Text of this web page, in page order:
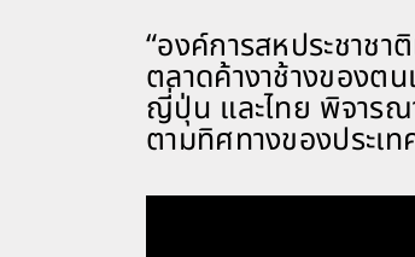
“องค์การสหประชาชา
ตลาดค้างาช้างของตน
ญี่ปุ่น และไทย พิจารณ
ตามทิศทางของประเ